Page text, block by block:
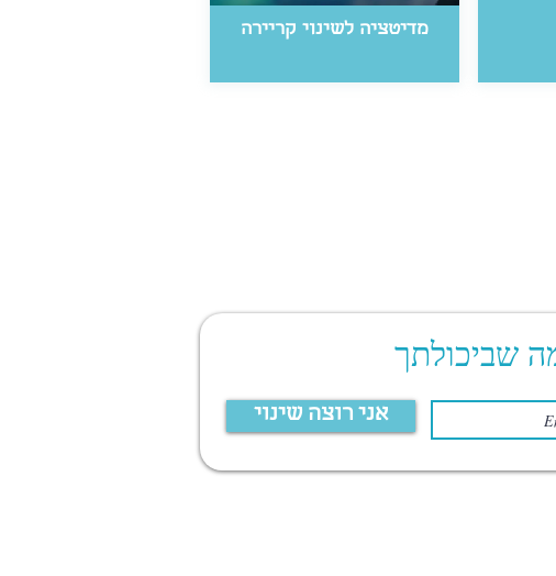
מדיטציה לשינוי קריירה
שביכולתך
אני רוצה שינוי